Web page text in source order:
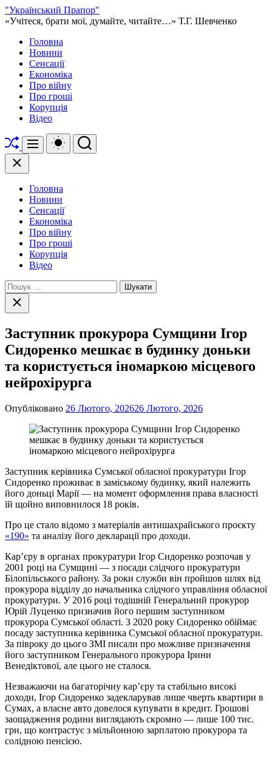
Перейти
до
"Український Прапор"
«Учітеся, брати мої, думайте, читайте…» Т.Г. Шевченко
Головна
Новини
Сенсації
Економіка
Про війну
Про гроші
Корупція
Відео
Перетасувати
Меню
Перемикач
кольорового
Пошук
Закрити
Головна
Новини
Сенсації
Економіка
Про війну
Про гроші
Корупція
Відео
Пошук:
Закрити
пошук
Заступник прокурора Сумщини Ігор
Сидоренко мешкає в будинку доньки
та користується іномаркою місцевого
нейрохірурга
Опубліковано 26 Лютого, 202626 Лютого, 2026
Заступник керівника Сумської обласної прокуратури Ігор
Сидоренко проживає в заміському будинку, який належить
його доньці Марії — на момент оформлення права власності
їй щойно виповнилося 18 років.
Про це стало відомо з матеріалів антишахрайського проєкту
«190» та аналізу його декларації про доходи.
Кар’єру в органах прокуратури Ігор Сидоренко розпочав у
2001 році на Сумщині — з посади слідчого прокуратури
Білопільського району. За роки служби він пройшов шлях від
прокурора відділу до начальника слідчого управління обласної
прокуратури. У 2016 році тодішній Генеральний прокурор
Юрій Луценко призначив його першим заступником
прокурора Сумської області. З 2020 року Сидоренко обіймає
посаду заступника керівника Сумської обласної прокуратури.
За півроку до цього ЗМІ писали про можливе призначення
його заступником Генерального прокурора Ірини
Венедіктової, але цього не сталося.
Незважаючи на багаторічну кар’єру та стабільно високі
доходи, Ігор Сидоренко задекларував лише чверть квартири в
Сумах, а власне авто довелося купувати в кредит. Грошові
заощадження родини виглядають скромно — лише 100 тис.
грн, що контрастує з мільйонною зарплатою прокурора та
солідною пенсією.